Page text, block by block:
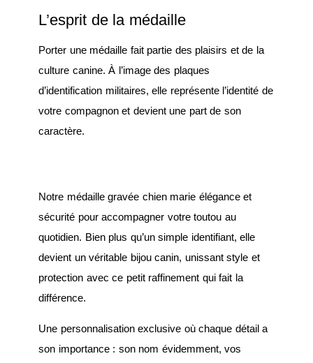
Notre médaille gravée chien marie élégance et
sécurité pour accompagner votre toutou au
quotidien. Bien plus qu’un simple identifiant, elle
devient un véritable bijou canin, unissant style et
protection avec ce petit raffinement qui fait la
différence.
Une personnalisation exclusive où chaque détail a
son importance : son nom évidemment, vos
L’esprit de la médaille
Porter une médaille fait partie des plaisirs et de la
culture canine. À l’image des plaques
d’identification militaires, elle représente l’identité de
votre compagnon et devient une part de son
caractère.